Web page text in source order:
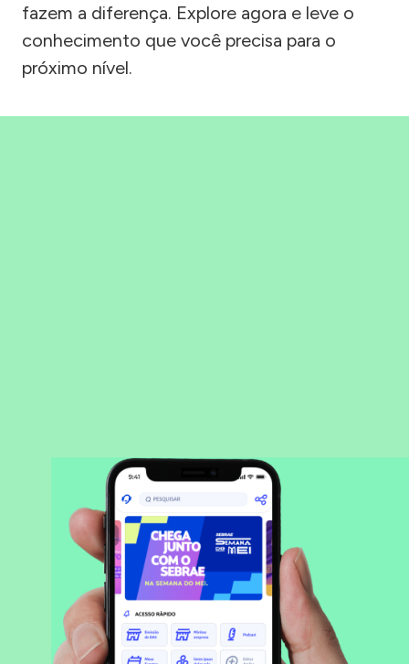
fazem a diferença. Explore agora e leve o
conhecimento que você precisa para o
próximo nível.